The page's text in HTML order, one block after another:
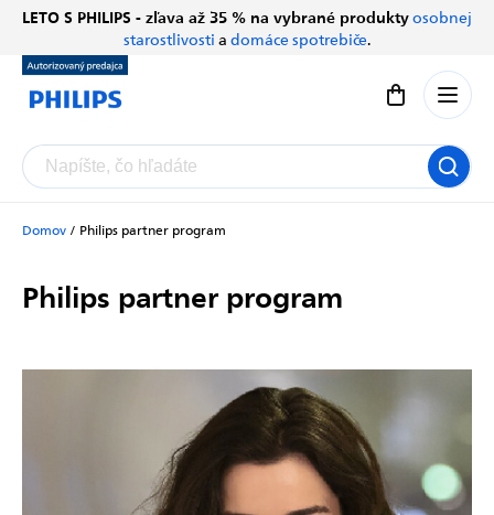
Prejsť
obsah
LETO S PHILIPS - zľava až 35 % na vybrané produktyosobnej
starostlivosti a domáce spotrebiče.
Nákupný
Domov / Philips partner program
Philips partner program
Chatbot Filip
Autorizovaný predajce